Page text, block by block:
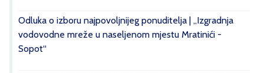
Odluka o izboru najpovoljnijeg ponuditelja | „Izgradnja
vodovodne mreže u naseljenom mjestu Mratinići -
Sopot“